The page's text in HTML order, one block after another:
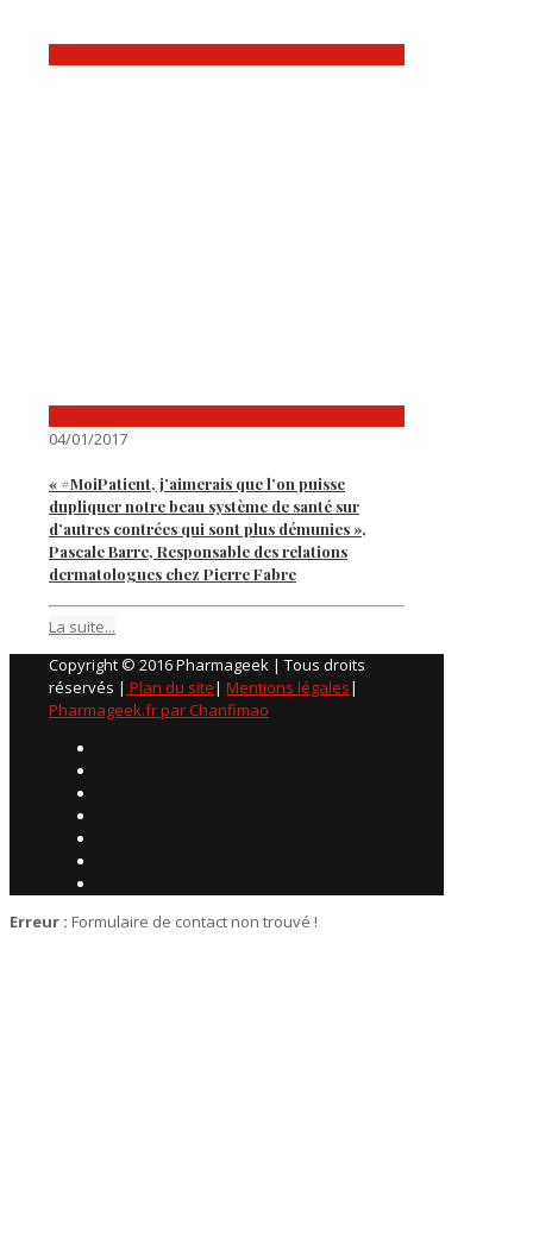
04/01/2017
« #MoiPatient, j’aimerais que l’on puisse
dupliquer notre beau système de santé sur
d’autres contrées qui sont plus démunies »,
Pascale Barre, Responsable des relations
dermatologues chez Pierre Fabre
La suite...
Copyright © 2016 Pharmageek | Tous droits
réservés | Plan du site| Mentions légales|
Pharmageek.fr par Chanfimao
Erreur : Formulaire de contact non trouvé !